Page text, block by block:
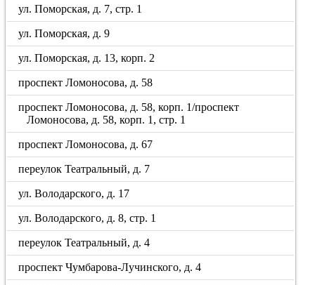
ул. Поморская, д. 7, стр. 1
ул. Поморская, д. 9
ул. Поморская, д. 13, корп. 2
проспект Ломоносова, д. 58
проспект Ломоносова, д. 58, корп. 1/проспект
Ломоносова, д. 58, корп. 1, стр. 1
проспект Ломоносова, д. 67
переулок Театральный, д. 7
ул. Володарского, д. 17
ул. Володарского, д. 8, стр. 1
переулок Театральный, д. 4
проспект Чумбарова-Лучинского, д. 4